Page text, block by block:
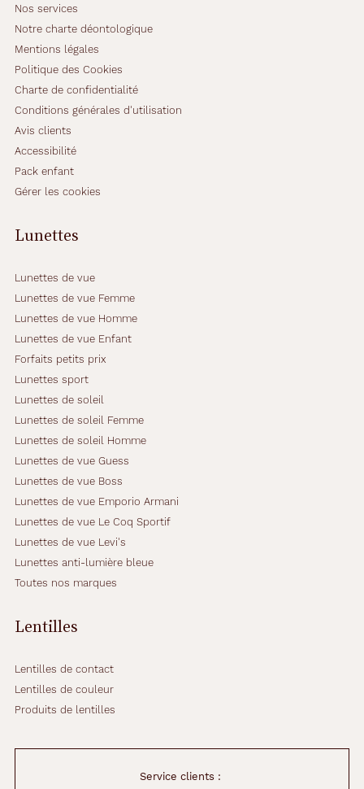
Nos services
Notre charte déontologique
Mentions légales
Politique des Cookies
Charte de confidentialité
Conditions générales d'utilisation
Avis clients
Accessibilité
Pack enfant
Gérer les cookies
Lunettes
Lunettes de vue
Lunettes de vue Femme
Lunettes de vue Homme
Lunettes de vue Enfant
Forfaits petits prix
Lunettes sport
Lunettes de soleil
Lunettes de soleil Femme
Lunettes de soleil Homme
Lunettes de vue Guess
Lunettes de vue Boss
Lunettes de vue Emporio Armani
Lunettes de vue Le Coq Sportif
Lunettes de vue Levi's
Lunettes anti-lumière bleue
Toutes nos marques
Lentilles
Lentilles de contact
Lentilles de couleur
Produits de lentilles
Service clients :